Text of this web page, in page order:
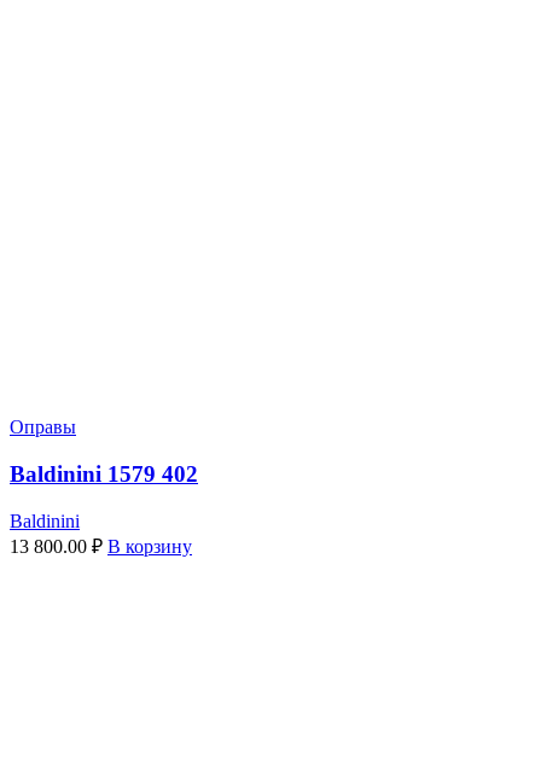
Оправы
Baldinini 1579 402
Baldinini
13 800.00 ₽ В корзину